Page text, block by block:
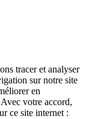
tracer et analyser
sur notre site
en
votre accord,
ce site internet :